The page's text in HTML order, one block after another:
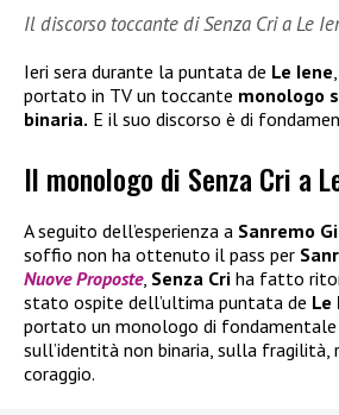
Il discorso toccante di Senza Cri a Le
Ieri sera durante la puntata de Le Iene
portato in TV un toccante monologo
binaria. E il suo discorso è di
Il monologo di Senza Cri a
A seguito dell’esperienza a Sanremo
soffio non ha ottenuto il pass per
Nuove Proposte, Senza Cri ha fatto
stato ospite dell’ultima puntata de Le
portato un monologo di
sull’identità non binaria, sulla fragilità,
coraggio.